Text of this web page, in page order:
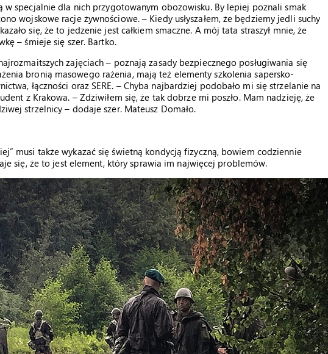
w specjalnie dla nich przygotowanym obozowisku. By lepiej poznali smak
wojskowe racje żywnościowe. – Kiedy usłyszałem, że będziemy jedli suchy
się, że to jedzenie jest całkiem smaczne. A mój tata straszył mnie, że
– śmieje się szer. Bartko.
zajęciach – poznają zasady bezpiecznego posługiwania się
bronią masowego rażenia, mają też elementy szkolenia sapersko-
łączności oraz SERE. – Chyba najbardziej podobało mi się strzelanie na
z Krakowa. – Zdziwiłem się, że tak dobrze mi poszło. Mam nadzieję, że
strzelnicy – dodaje szer. Mateusz Domało.
musi także wykazać się świetną kondycją fizyczną, bowiem codziennie
się, że to jest element, który sprawia im najwięcej problemów.